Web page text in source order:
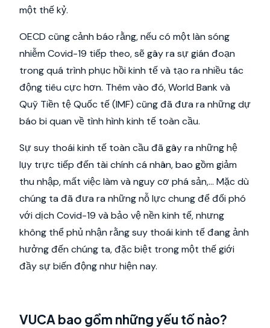
một thế kỷ.
OECD cũng cảnh báo rằng, nếu có một làn sóng
nhiễm Covid-19 tiếp theo, sẽ gây ra sự gián đoạn
trong quá trình phục hồi kinh tế và tạo ra nhiều tác
động tiêu cực hơn. Thêm vào đó, World Bank và
Quỹ Tiền tệ Quốc tế (IMF) cũng đã đưa ra những dự
báo bi quan về tình hình kinh tế toàn cầu.
Sự suy thoái kinh tế toàn cầu đã gây ra những hệ
lụy trực tiếp đến tài chính cá nhân, bao gồm giảm
thu nhập, mất việc làm và nguy cơ phá sản,... Mặc dù
chúng ta đã đưa ra những nỗ lực chung để đối phó
với dịch Covid-19 và bảo vệ nền kinh tế, nhưng
không thể phủ nhận rằng suy thoái kinh tế đang ảnh
hưởng đến chúng ta, đặc biệt trong một thế giới
đầy sự biến động như hiện nay.
VUCA bao gồm những yếu tố nào?